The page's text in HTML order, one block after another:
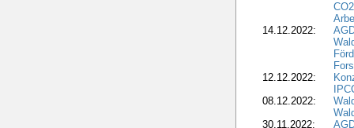
14.12.2022:
12.12.2022:
08.12.2022:
30.11.2022: